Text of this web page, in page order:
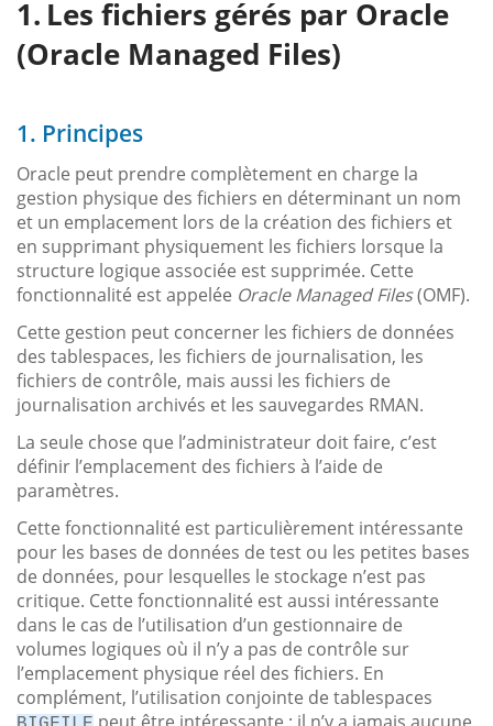
Les fichiers gérés par Oracle
(Oracle Managed Files)
1. Principes
Oracle peut prendre complètement en charge la
gestion physique des fichiers en déterminant un nom
et un emplacement lors de la création des fichiers et
en supprimant physiquement les fichiers lorsque la
structure logique associée est supprimée. Cette
fonctionnalité est appelée Oracle Managed Files(OMF).
Cette gestion peut concerner les fichiers de données
des tablespaces, les fichiers de journalisation, les
fichiers de contrôle, mais aussi les fichiers de
journalisation archivés et les sauvegardes RMAN.
La seule chose que l’administrateur doit faire, c’est
définir l’emplacement des fichiers à l’aide de
paramètres.
Cette fonctionnalité est particulièrement intéressante
pour les bases de données de test ou les petites bases
de données, pour lesquelles le stockage n’est pas
critique. Cette fonctionnalité est aussi intéressante
dans le cas de l’utilisation d’un gestionnaire de
volumes logiques où il n’y a pas de contrôle sur
l’emplacement physique réel des fichiers. En
complément, l’utilisation conjointe de tablespaces